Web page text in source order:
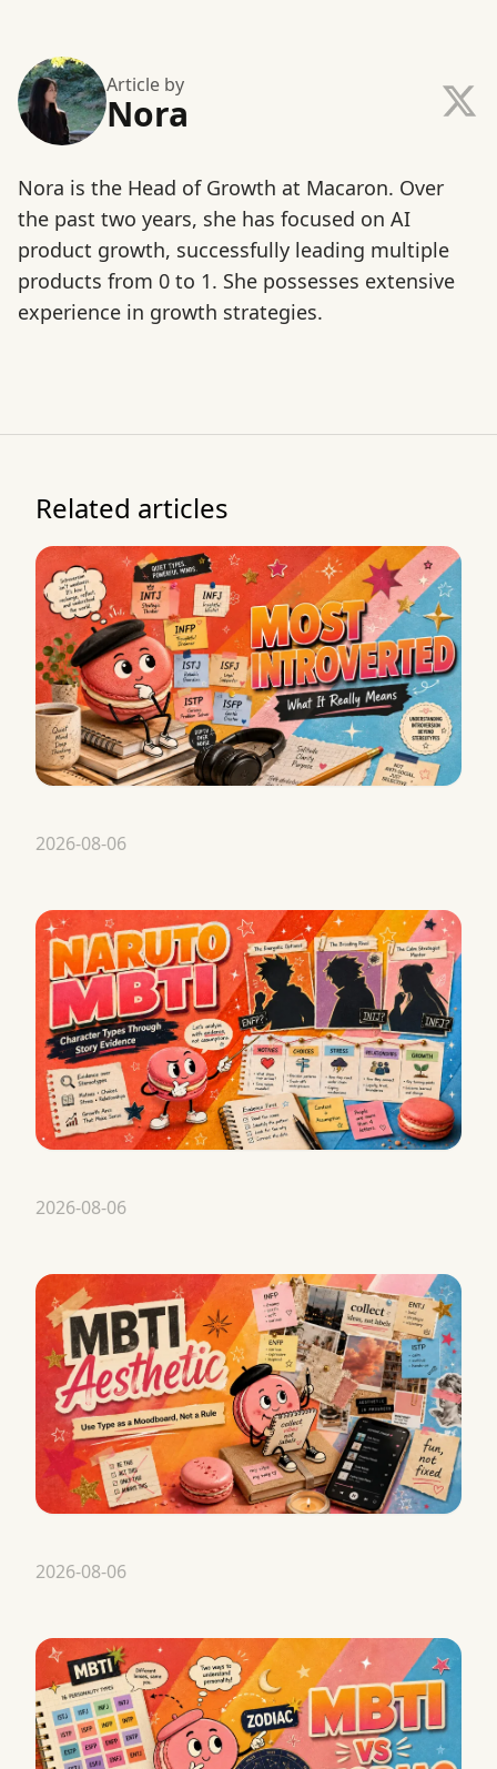
Article by
Nora
Nora is the Head of Growth at Macaron. Over
the past two years, she has focused on AI
product growth, successfully leading multiple
products from 0 to 1. She possesses extensive
experience in growth strategies.
Related articles
2026-08-06
2026-08-06
2026-08-06